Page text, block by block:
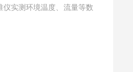
仪实测环境温度、流量等数